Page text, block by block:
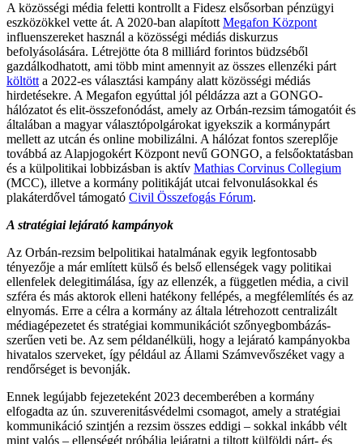
A közösségi média feletti kontrollt a Fidesz elsősorban pénzügyi
eszközökkel vette át. A 2020-ban alapított Megafon Központ
influenszereket használ a közösségi médiás diskurzus
befolyásolására. Létrejötte óta 8 milliárd forintos büdzséből
gazdálkodhatott, ami több mint amennyit az összes ellenzéki párt
költött a 2022-es választási kampány alatt közösségi médiás
hirdetésekre. A Megafon egyúttal jól példázza azt a GONGO-
hálózatot és elit-összefonódást, amely az Orbán-rezsim támogatóit és
általában a magyar választópolgárokat igyekszik a kormánypárt
mellett az utcán és online mobilizálni. A hálózat fontos szereplője
továbbá az Alapjogokért Központ nevű GONGO, a felsőoktatásban
és a külpolitikai lobbizásban is aktív Mathias Corvinus Collegium
(MCC), illetve a kormány politikáját utcai felvonulásokkal és
plakáterdővel támogató Civil Összefogás Fórum.
A stratégiai lejárató kampányok
Az Orbán-rezsim belpolitikai hatalmának egyik legfontosabb
tényezője a már említett külső és belső ellenségek vagy politikai
ellenfelek delegitimálása, így az ellenzék, a független média, a civil
szféra és más aktorok elleni hatékony fellépés, a megfélemlítés és az
elnyomás. Erre a célra a kormány az általa létrehozott centralizált
médiagépezetet és stratégiai kommunikációt szőnyegbombázás-
szerűen veti be. Az sem példanélküli, hogy a lejárató kampányokba
hivatalos szerveket, így például az Állami Számvevőszéket vagy a
rendőrséget is bevonják.
Ennek legújabb fejezeteként 2023 decemberében a kormány
elfogadta az ún. szuverenitásvédelmi csomagot, amely a stratégiai
kommunikáció szintjén a rezsim összes eddigi – sokkal inkább vélt
mint valós – ellenségét próbálja lejáratni a tiltott külföldi párt- és